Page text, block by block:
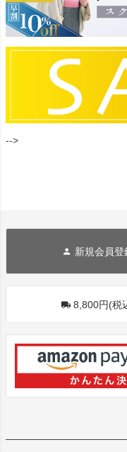
-->
新規会員登
8,800円(税